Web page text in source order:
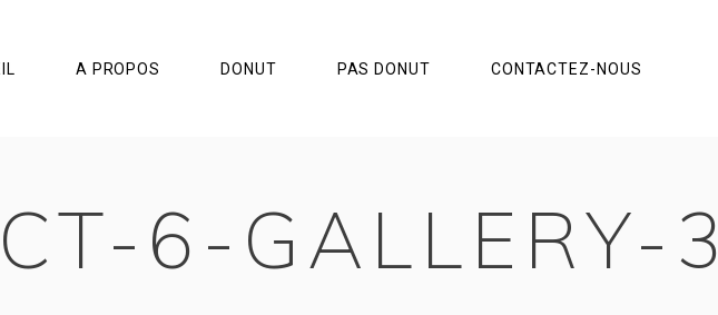
A PROPOS DONUT PAS DONUT CONTACTEZ-NOUS
6-GALLERY-3